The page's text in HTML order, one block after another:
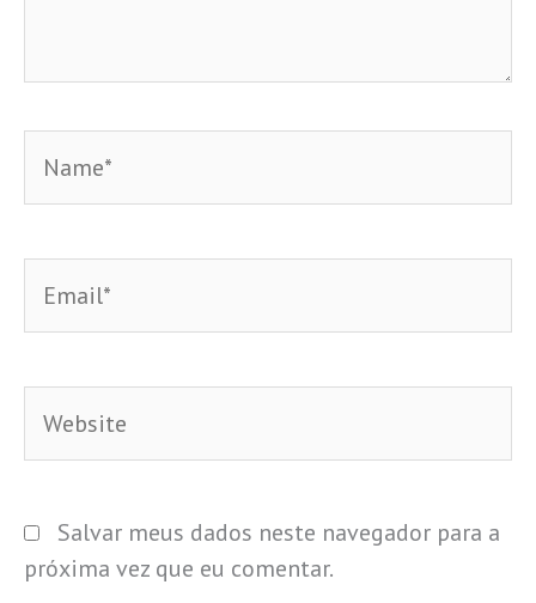
Salvar meus dados neste navegador para a
próxima vez que eu comentar.